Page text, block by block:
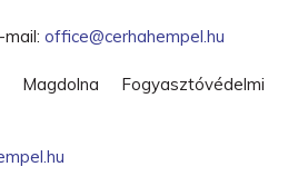
office@cerhahempel.hu
Fogyasztóvédelmi